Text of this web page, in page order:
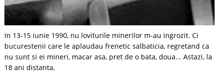
In 13-15 iunie 1990, nu loviturile minerilor m-au ingrozit. Ci
bucurestenii care le aplaudau frenetic salbaticia, regretand ca
nu sunt si ei mineri, macar asa, pret de o bata, doua... Astazi, la
18 ani distanta,